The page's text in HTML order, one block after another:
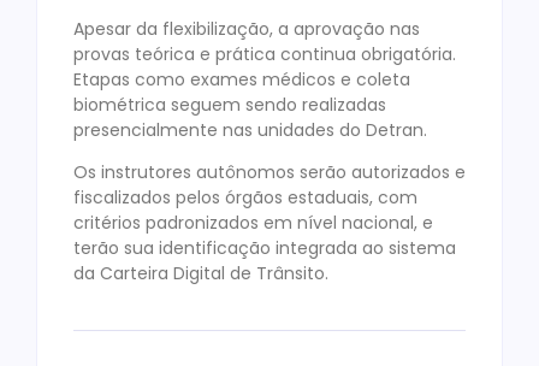
Apesar da flexibilização, a aprovação nas
provas teórica e prática continua obrigatória.
Etapas como exames médicos e coleta
biométrica seguem sendo realizadas
presencialmente nas unidades do Detran.
Os instrutores autônomos serão autorizados e
fiscalizados pelos órgãos estaduais, com
critérios padronizados em nível nacional, e
terão sua identificação integrada ao sistema
da Carteira Digital de Trânsito.